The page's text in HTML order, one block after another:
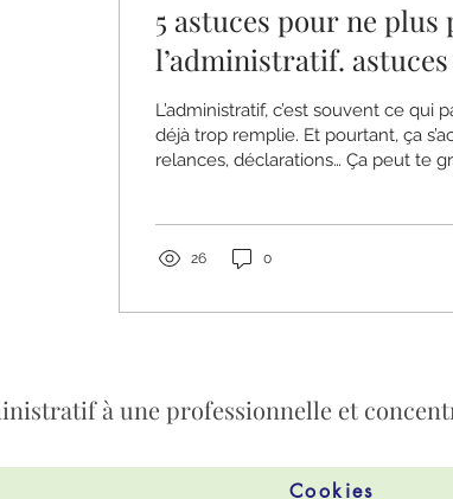
5 astuces pour ne
l’administratif. astuces simples par Totex
administratif
L’administratif, c’est souvent ce
déjà trop remplie. Et pourtant, ça
relances, déclarations… Ça peut te
26 0
à une professionnelle et
Cookies